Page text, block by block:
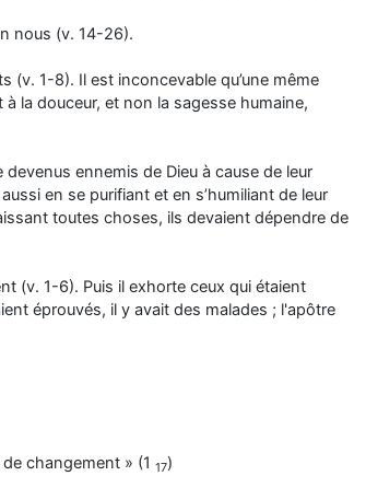
nous (v. 14-26).
(v. 1-8). Il est inconcevable qu’une même
la douceur, et non la sagesse humaine,
ennemis de Dieu à cause de leur
en se purifiant et en s’humiliant de leur
toutes choses, ils devaient dépendre de
(v. 1-6). Puis il exhorte ceux qui étaient
éprouvés, il y avait des malades ; l'apôtre
changement » (1 17)